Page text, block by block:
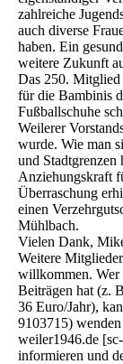
zahlreiche
auch diverse
haben. Ein
weitere Zukunft
Das 250. Mitglied
für die Bambinis
Fußballschuhe
Weilerer
wurde. Wie man
und Stadtgrenzen
Anziehungskraft
Überraschung
einen
Mühlbach.
Vielen Dank,
Weitere
willkommen. Wer
Beiträgen hat (z.
36 Euro/Jahr),
9103715)
weiler1946.de
informieren und